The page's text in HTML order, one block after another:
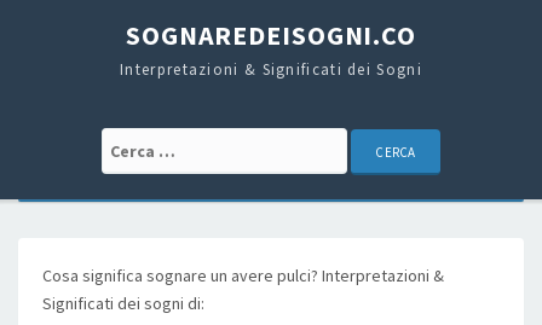
SOGNAREDEISOGNI.CO
Interpretazioni & Significati dei Sogni
Cerca:
Cosa significa sognare un avere pulci? Interpretazioni &
Significati dei sogni di: